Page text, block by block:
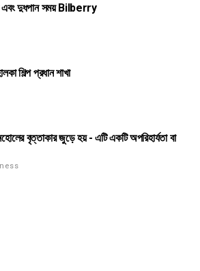
এবং দুধপান সময় Bilberry
শিল্প প্রধান শাখা
বৃত্তাকার জুড়ে হয় - এটি একটি অপরিহার্যতা বা